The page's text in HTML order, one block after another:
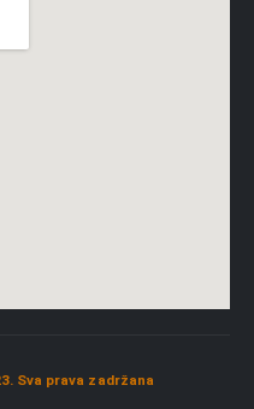
Sva prava zadržana